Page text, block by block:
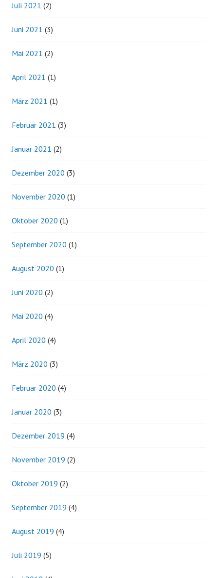
Juli 2021 (2)
Juni 2021 (3)
Mai 2021 (2)
April 2021 (1)
März 2021 (1)
Februar 2021 (3)
Januar 2021 (2)
Dezember 2020 (3)
November 2020 (1)
Oktober 2020 (1)
September 2020 (1)
August 2020 (1)
Juni 2020 (2)
Mai 2020 (4)
April 2020 (4)
März 2020 (3)
Februar 2020 (4)
Januar 2020 (3)
Dezember 2019 (4)
November 2019 (2)
Oktober 2019 (2)
September 2019 (4)
August 2019 (4)
Juli 2019 (5)